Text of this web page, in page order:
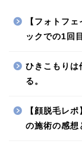
【フォトフ
ックでの1回
ひきこもりは
る。
【顔脱毛レ
の施術の感想